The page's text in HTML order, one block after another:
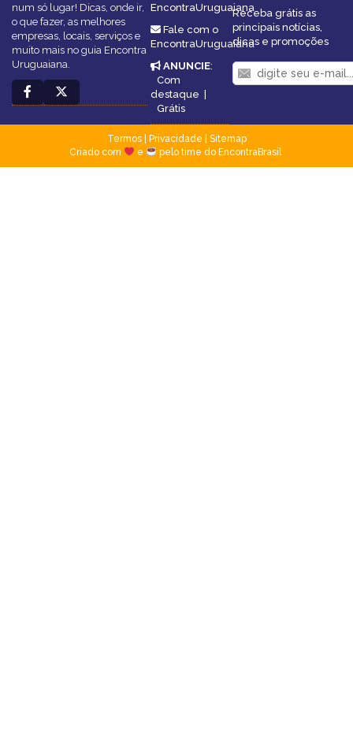
num só lugar! Dicas, onde ir,
o que fazer, as melhores
empresas, locais, serviços e
muito mais no guia Encontra
Uruguaiana.
EncontraUruguaiana
Fale com o
EncontraUruguaiana
ANUNCIE:
Com
destaque |
Grátis
Receba grátis as
principais notícias,
dicas e promoções
Termos| Privacidade
Sitemap
Criado com
e pelo time do EncontraBrasil